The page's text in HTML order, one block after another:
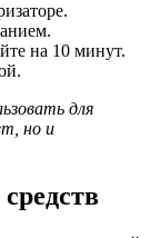
на 10 минут.
для
но и